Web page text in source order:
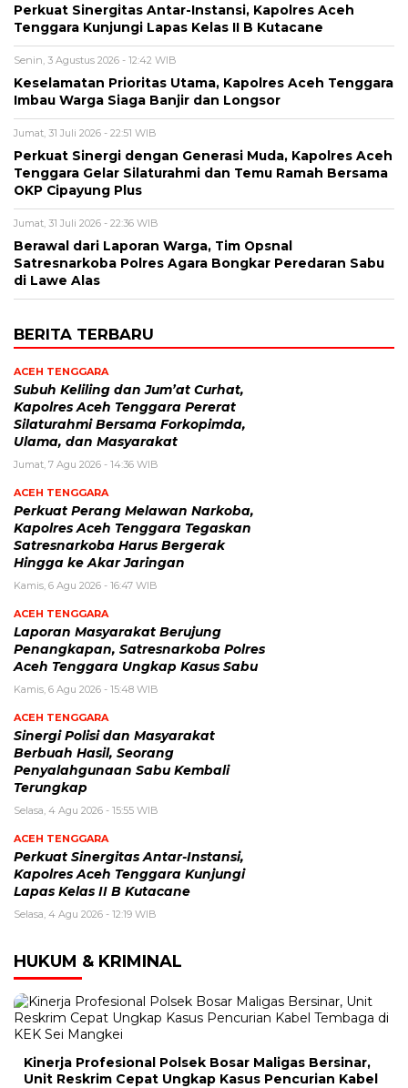
Perkuat Sinergitas Antar-Instansi, Kapolres Aceh
Tenggara Kunjungi Lapas Kelas II B Kutacane
Senin, 3 Agustus 2026 - 12:42 WIB
Keselamatan Prioritas Utama, Kapolres Aceh Tenggara
Imbau Warga Siaga Banjir dan Longsor
Jumat, 31 Juli 2026 - 22:51 WIB
Perkuat Sinergi dengan Generasi Muda, Kapolres Aceh
Tenggara Gelar Silaturahmi dan Temu Ramah Bersama
OKP Cipayung Plus
Jumat, 31 Juli 2026 - 22:36 WIB
Berawal dari Laporan Warga, Tim Opsnal
Satresnarkoba Polres Agara Bongkar Peredaran Sabu
di Lawe Alas
BERITA TERBARU
ACEH TENGGARA
Subuh Keliling dan Jum’at Curhat,
Kapolres Aceh Tenggara Pererat
Silaturahmi Bersama Forkopimda,
Ulama, dan Masyarakat
Jumat, 7 Agu 2026 - 14:36 WIB
ACEH TENGGARA
Perkuat Perang Melawan Narkoba,
Kapolres Aceh Tenggara Tegaskan
Satresnarkoba Harus Bergerak
Hingga ke Akar Jaringan
Kamis, 6 Agu 2026 - 16:47 WIB
ACEH TENGGARA
Laporan Masyarakat Berujung
Penangkapan, Satresnarkoba Polres
Aceh Tenggara Ungkap Kasus Sabu
Kamis, 6 Agu 2026 - 15:48 WIB
ACEH TENGGARA
Sinergi Polisi dan Masyarakat
Berbuah Hasil, Seorang
Penyalahgunaan Sabu Kembali
Terungkap
Selasa, 4 Agu 2026 - 15:55 WIB
ACEH TENGGARA
Perkuat Sinergitas Antar-Instansi,
Kapolres Aceh Tenggara Kunjungi
Lapas Kelas II B Kutacane
Selasa, 4 Agu 2026 - 12:19 WIB
HUKUM & KRIMINAL
Kinerja Profesional Polsek Bosar Maligas Bersinar,
Unit Reskrim Cepat Ungkap Kasus Pencurian Kabel